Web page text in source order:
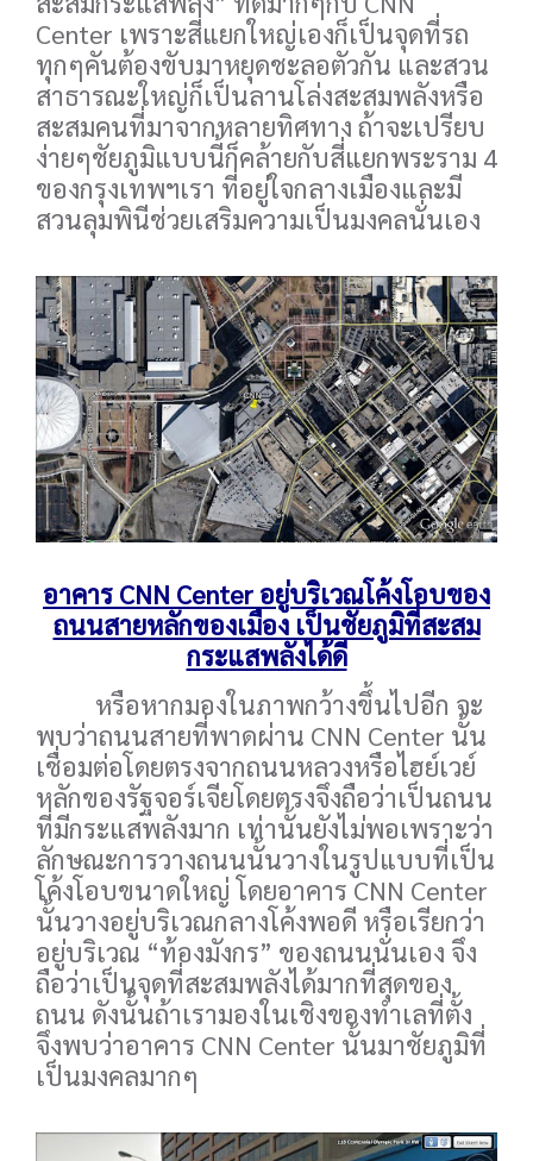
Center เพราะสี่แยกใหญ่เองก็เป็นจุดที่รถ
ทุกๆคันต้องขับมาหยุดชะลอตัวกัน และสวน
สาธารณะใหญ่ก็เป็นลานโล่งสะสมพลังหรือ
สะสมคนที่มาจากหลายทิศทาง ถ้าจะเปรียบ
ง่ายๆชัยภูมิแบบนี้ก็คล้ายกับสี่แยกพระราม 4
ของกรุงเทพฯเรา ที่อยู่ใจกลางเมืองและมี
สวนลุมพินีช่วยเสริมความเป็นมงคลนั่นเอง
อาคาร CNN Center อยู่บริเวณโค้งโอบของ
ถนนสายหลักของเมือง เป็นชัยภูมิที่สะสม
กระแสพลังได้ดี
หรือหากมองในภาพกว้างขึ้นไปอีก จะ
พบว่าถนนสายที่พาดผ่าน CNN Center นั้น
เชื่อมต่อโดยตรงจากถนนหลวงหรือไฮย์เวย์
หลักของรัฐจอร์เจียโดยตรงจึงถือว่าเป็นถนน
ที่มีกระแสพลังมาก เท่านั้นยังไม่พอเพราะว่า
ลักษณะการวางถนนนั้นวางในรูปแบบที่เป็น
โค้งโอบขนาดใหญ่ โดยอาคาร CNN Center
นั้นวางอยู่บริเวณกลางโค้งพอดี หรือเรียกว่า
อยู่บริเวณ “ท้องมังกร” ของถนนนั่นเอง จึง
ถือว่าเป็นจุดที่สะสมพลังได้มากที่สุดของ
ถนน ดังนั้นถ้าเรามองในเชิงของทำเลที่ตั้ง
จึงพบว่าอาคาร CNN Center นั้นมาชัยภูมิที่
เป็นมงคลมากๆ